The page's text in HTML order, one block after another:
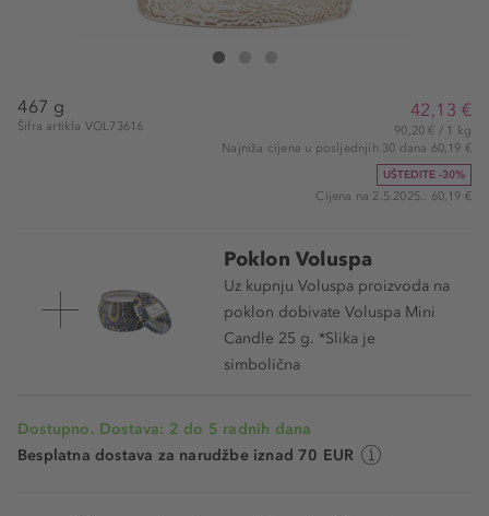
VOLUSPA Gilt Pomander & Hinoki 2 Wick Hearth
467 g
Šifra artikla VOL73616
42,13 €
90,20 € / 1 kg
Najniža cijena u posljednjih 30 dana 60,19 €
UŠTEDITE -30%
Cijena na 2.5.2025.: 60,19 €
Poklon Voluspa
Uz kupnju Voluspa proizvoda na
poklon dobivate Voluspa Mini
Candle 25 g. *Slika je
simbolična
Dostupno. Dostava: 2 do 5 radnih dana
Besplatna dostava za narudžbe iznad 70 EUR